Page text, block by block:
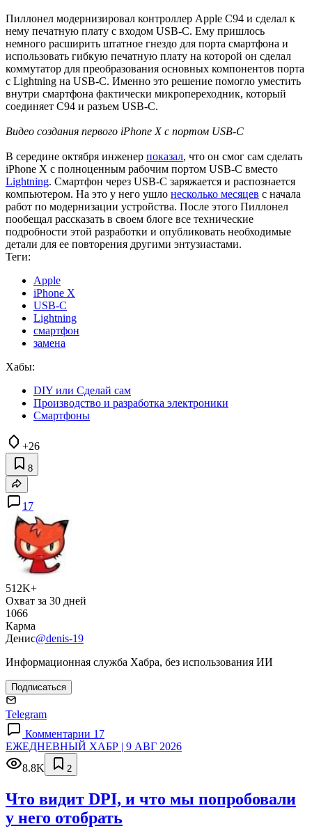
Пиллонел модернизировал контроллер Apple C94 и сделал к
нему печатную плату с входом USB-C. Ему пришлось
немного расширить штатное гнездо для порта смартфона и
использовать гибкую печатную плату на которой он сделал
коммутатор для преобразования основных компонентов порта
с Lightning на USB-C. Именно это решение помогло уместить
внутри смартфона фактически микропереходник, который
соединяет C94 и разъем USB-C.
Видео создания первого iPhone X с портом USB-C
В середине октября инженер показал, что он смог сам сделать
iPhone X с полноценным рабочим портом USB-C вместо
Lightning. Cмартфон через USB-C заряжается и распознается
компьютером. На это у него ушло несколько месяцев с начала
работ по модернизации устройства. После этого Пиллонел
пообещал рассказать в своем блоге все технические
подробности этой разработки и опубликовать необходимые
детали для ее повторения другими энтузиастами.
Теги:
Apple
iPhone X
USB-C
Lightning
смартфон
замена
Хабы:
DIY или Сделай сам
Производство и разработка электроники
Смартфоны
+26
8
17
512K+
Охват за 30 дней
1066
Карма
Денис@denis-19
Информационная служба Хабра, без использования ИИ
Подписаться
Telegram
Комментарии 17
ЕЖЕДНЕВНЫЙ ХАБР | 9 АВГ 2026
8.8K
2
Что видит DPI, и что мы попробовали
у него отобрать